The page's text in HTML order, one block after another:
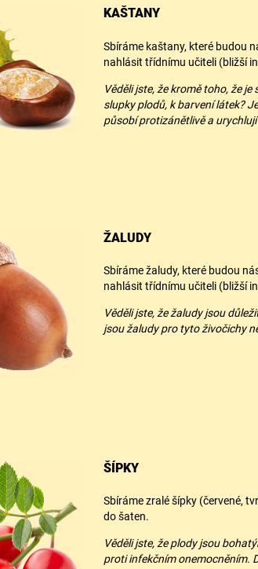
KAŠTANY
Sbíráme kaštany, které budou
nahlásit třídnímu učiteli (bližší
Věděli jste, že kromě toho, že
slupky plodů, k barvení látek?
působí protizánětlivě a
ŽALUDY
Sbíráme žaludy, které budou
nahlásit třídnímu učiteli (bližší
Věděli jste, že žaludy jsou
jsou žaludy pro tyto živočichy
ŠÍPKY
Sbíráme zralé šípky (červené,
do šaten.
Věděli jste, že plody jsou
proti infekčním onemocněním.